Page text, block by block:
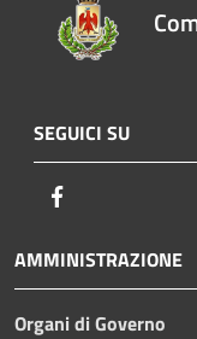
SEGUICI SU
AMMINISTRAZIONE
Organi di Governo